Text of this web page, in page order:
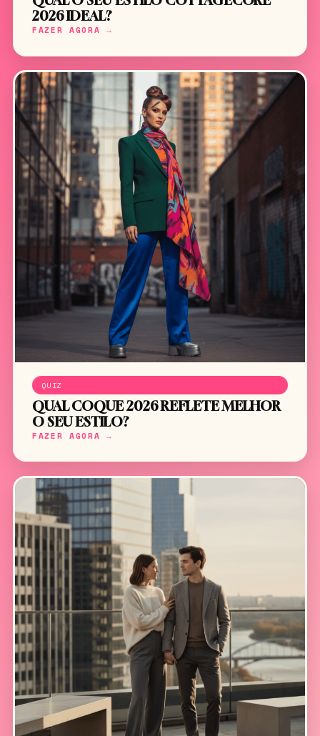
2026 IDEAL?
FAZER AGORA →
QUIZ
QUAL COQUE 2026 REFLETE MELHOR
O SEU ESTILO?
FAZER AGORA →